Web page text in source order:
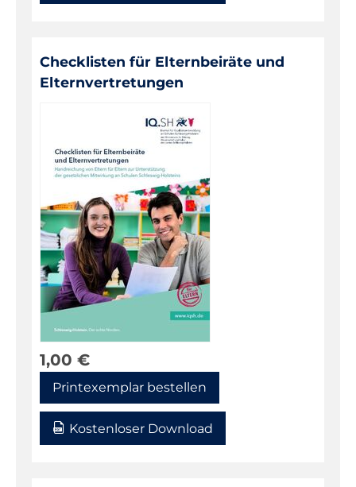
Checklisten für Elternbeiräte und
Elternvertretungen
1,00 €
Printexemplar bestellen
Kostenloser Download